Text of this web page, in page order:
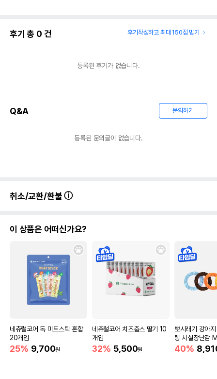
후기 총 0 건 후기작성하고 최대 150점 받기
등록된 후기가 없습니다.
Q&A 문의하기
등록된 문의글이 없습니다.
취소/교환/환불
이 상품은 어떠신가요?
네츄럴코어 독 미트스틱 혼합
20개입
25% 9,700원
네츄럴코어 치즈춥스 딸기 10
개입
32% 5,500원
뽀시래기 강아
링 치실장난감
40%